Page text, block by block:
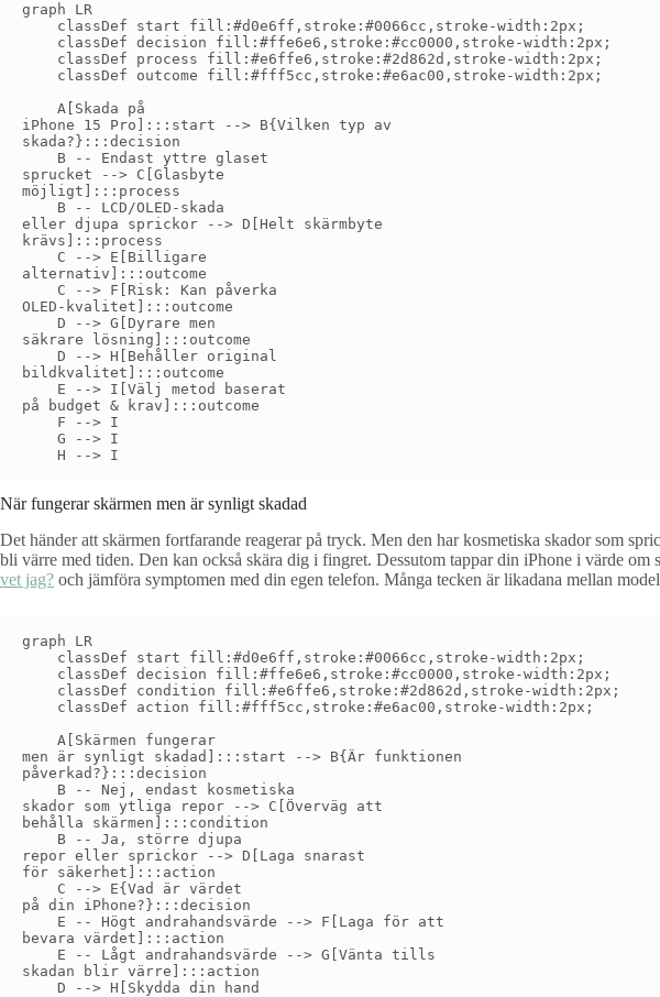
graph LR
    classDef start fill:#d0e6ff,stroke:#0066cc,stroke-width:2px;
    classDef decision fill:#ffe6e6,stroke:#cc0000,stroke-width:2px;
    classDef process fill:#e6ffe6,stroke:#2d862d,stroke-width:2px;
    classDef outcome fill:#fff5cc,stroke:#e6ac00,stroke-width:2px;
    A[Skada på
iPhone 15 Pro]:::start --> B{Vilken typ av
skada?}:::decision
    B -- Endast yttre glaset
sprucket --> C[Glasbyte
möjligt]:::process
    B -- LCD/OLED-skada
eller djupa sprickor --> D[Helt skärmbyte
krävs]:::process
    C --> E[Billigare
alternativ]:::outcome
    C --> F[Risk: Kan påverka
OLED-kvalitet]:::outcome
    D --> G[Dyrare men
säkrare lösning]:::outcome
    D --> H[Behåller original
bildkvalitet]:::outcome
    E --> I[Välj metod baserat
på budget & krav]:::outcome
    F --> I
    G --> I
När fungerar skärmen men är synligt skadad
Det händer att skärmen fortfarande reagerar på tryck. Men den har kosmetiska skador som
bli värre med tiden. Den kan också skära dig i fingret. Dessutom tappar din iPhone i värde
vet jag? och jämföra symptomen med din egen telefon. Många tecken är likadana mellan
graph LR
    classDef start fill:#d0e6ff,stroke:#0066cc,stroke-width:2px;
    classDef decision fill:#ffe6e6,stroke:#cc0000,stroke-width:2px;
    classDef condition fill:#e6ffe6,stroke:#2d862d,stroke-width:2px;
    classDef action fill:#fff5cc,stroke:#e6ac00,stroke-width:2px;
    A[Skärmen fungerar
men är synligt skadad]:::start --> B{Är funktionen
påverkad?}:::decision
    B -- Nej, endast kosmetiska
skador som ytliga repor --> C[Överväg att
behålla skärmen]:::condition
    B -- Ja, större djupa
repor eller sprickor --> D[Laga snarast
för säkerhet]:::action
    C --> E{Vad är värdet
på din iPhone?}:::decision
    E -- Högt andrahandsvärde --> F[Laga för att
bevara värdet]:::action
    E -- Lågt andrahandsvärde --> G[Vänta tills
skadan blir värre]:::action
    D --> H[Skydda din hand